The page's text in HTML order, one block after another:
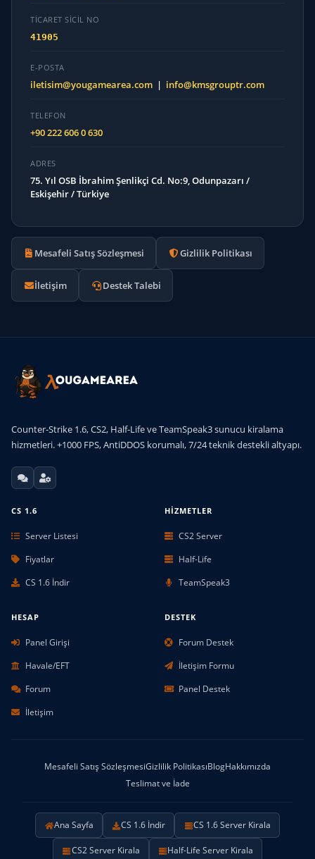
TICARET SICIL NO
41905
E-POSTA
iletisim@yougamearea.com | info@kmsgrouptr.com
TELEFON
+90 222 606 0 630
ADRES
75. Yıl OSB İbrahim Şenlikçi Cd. No:9, Odunpazarı /
Eskişehir / Türkiye
Mesafeli Satış Sözleşmesi Gizlilik Politikası
İletişim Destek Talebi
Counter-Strike 1.6, CS2, Half-Life ve TeamSpeak3 sunucu kiralama
hizmetleri. +1000 FPS, AntiDDOS korumalı, 7/24 teknik destekli altyapı.
CS 1.6
Server Listesi
Fiyatlar
CS 1.6 İndir
HIZMETLER
CS2 Server
Half-Life
TeamSpeak3
HESAP
Panel Girişi
Havale/EFT
Forum
İletişim
DESTEK
Forum Destek
İletişim Formu
Panel Destek
Mesafeli Satış SözleşmesiGizlilik PolitikasıBlogHakkımızda
Teslimat ve İade
Ana Sayfa CS 1.6 İndir CS 1.6 Server Kirala
CS2 Server Kirala Half-Life Server Kirala